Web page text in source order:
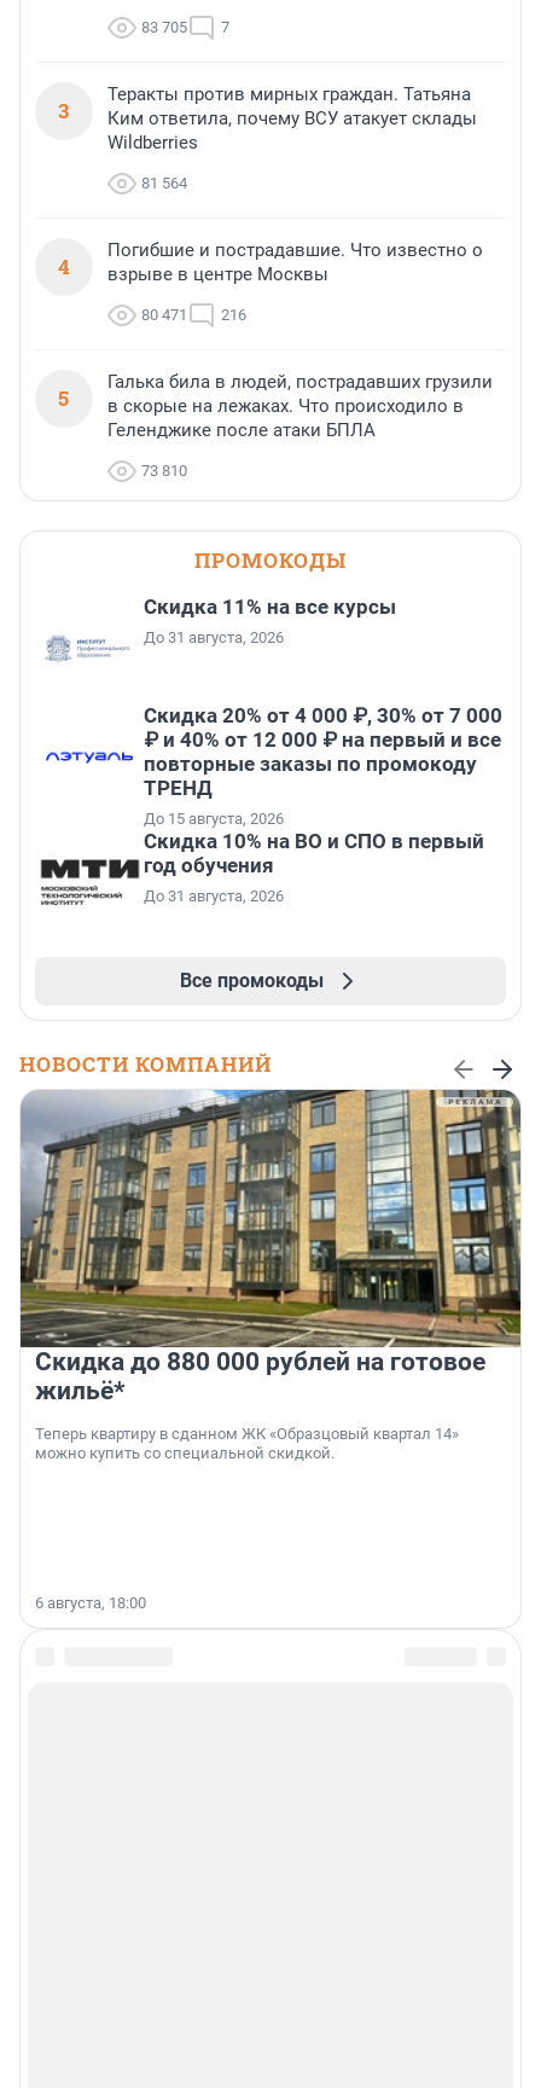
83 705 7
3
Теракты против мирных граждан. Татьяна
Ким ответила, почему ВСУ атакует склады
Wildberries
81 564
4
Погибшие и пострадавшие. Что известно о
взрыве в центре Москвы
80 471 216
5
Галька била в людей, пострадавших грузили
в скорые на лежаках. Что происходило в
Геленджике после атаки БПЛА
73 810
ПРОМОКОДЫ
Скидка 11% на все курсы
До 31 августа, 2026
Скидка 20% от 4 000 ₽, 30% от 7 000
₽ и 40% от 12 000 ₽ на первый и все
повторные заказы по промокоду
ТРЕНД
До 15 августа, 2026
Скидка 10% на ВО и СПО в первый
год обучения
До 31 августа, 2026
Все промокоды
НОВОСТИ КОМПАНИЙ
Скидка до 880 000 рублей на готовое
жильё*
Теперь квартиру в сданном ЖК «Образцовый квартал 14»
можно купить со специальной скидкой.
6 августа, 18:00